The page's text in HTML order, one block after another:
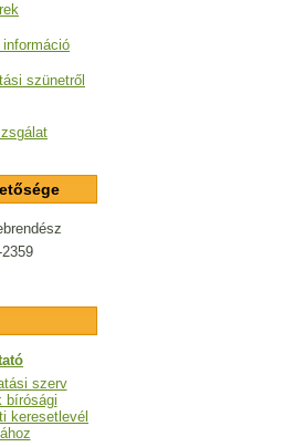
szünetről
szerv
bírósági
keresetlevél